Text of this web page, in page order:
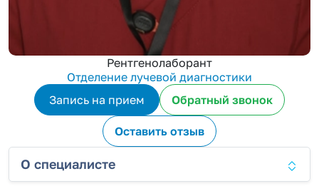
Рентгенолаборант
Отделение лучевой диагностики
Запись на прием
Обратный звонок
Оставить отзыв
О специалисте